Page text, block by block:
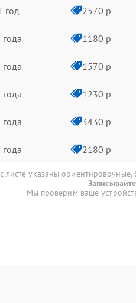
год 2570 р
года 1180 р
года 1570 р
года 1230 р
года 3430 р
года 2180 р
листе указаны ориентировочные,
Мы проверим ваше